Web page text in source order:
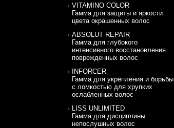
VITAMINO COLOR
Гамма для защиты и яркости
цвета окрашенных волос
ABSOLUT REPAIR
Гамма для глубокого
интенсивного восстановления
поврежденных волос
INFORCER
Гамма для укрепления и борьбы
с ломкостью для хрупких
ослабленных волос
LISS UNLIMITED
Гамма для дисциплины
непослушных волос